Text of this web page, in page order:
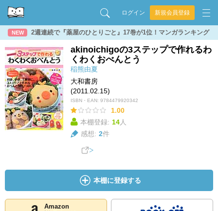
ログイン 新規会員登録
NEW 2週連続で『薬屋のひとりごと』17巻が1位！マンガランキング
akinoichigoの3ステップで作れるわ
くわくおべんとう
稲熊由夏
大和書房
(2011.02.15)
ISBN・EAN: 9784479920342
1.00
本棚登録: 14人
感想: 2件
本棚に登録する
Amazon